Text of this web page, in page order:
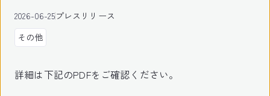
2026-06-25プレスリリース
その他
詳細は下記のPDFをご確認ください。